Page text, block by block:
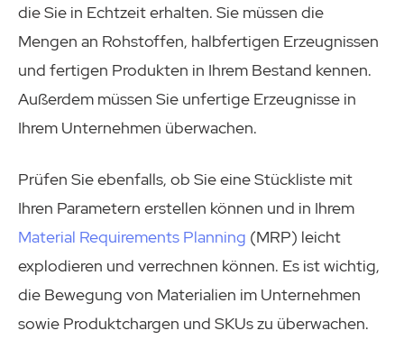
die Sie in Echtzeit erhalten. Sie müssen die
Mengen an Rohstoffen, halbfertigen Erzeugnissen
und fertigen Produkten in Ihrem Bestand kennen.
Außerdem müssen Sie unfertige Erzeugnisse in
Ihrem Unternehmen überwachen.
Prüfen Sie ebenfalls, ob Sie eine Stückliste mit
Ihren Parametern erstellen können und in Ihrem
Material Requirements Planning (MRP) leicht
explodieren und verrechnen können. Es ist wichtig,
die Bewegung von Materialien im Unternehmen
sowie Produktchargen und SKUs zu überwachen.